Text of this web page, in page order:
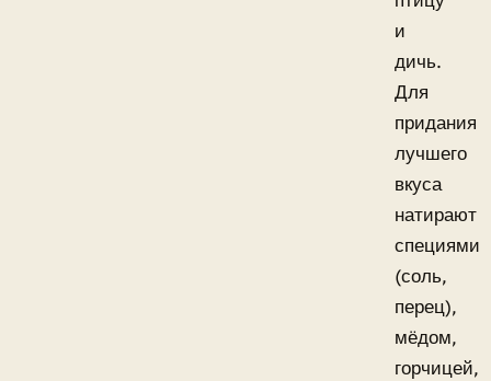
и
дичь.
Для
придания
лучшего
вкуса
натирают
специями
(соль,
перец),
мёдом,
горчицей,